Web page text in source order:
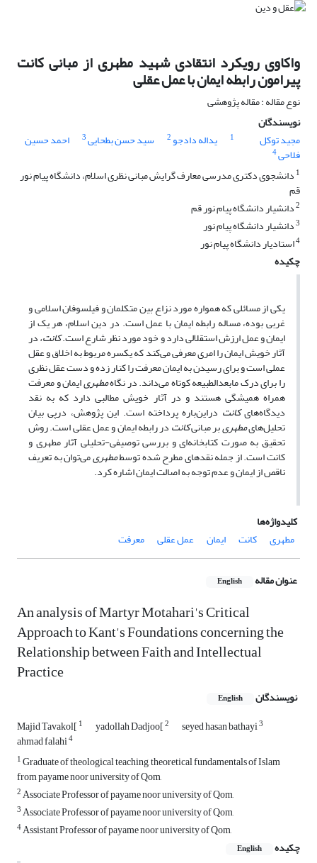
واکاوی رویکرد انتقادی شهید مطهری از مبانی کانت
پیرامون رابطه ایمان با عمل عقلی
نوع مقاله : مقاله پژوهشی
نویسندگان
مجید توکل
1 یداله دادجو2 سید حسن بطحایی3 احمد حسین
فلاحی4
1 دانشجوی دکتری مدرسی معارف گرایش مبانی نظری اسلام، دانشگاه پیام نور
قم
2دانشیار دانشگاه پیام نور قم
3دانشیار دانشگاه پیام نور
4استادیار دانشگاه پیام نور
چکیده
یکی از مسائلی که همواره مورد نزاع بین متکلمان و فیلسوفان اسلامی و
غربی بوده، مساله رابطه ایمان با عمل است. در دین اسلام، هر یک از
ایمان و عمل ارزش استقلالی دارد و خود مورد نظر شارع است.کانت،در
آثار خویش ایمان را امری معرفی می‌کند که یکسره مربوط به اخلاق و عقل
عملی است و برای رسیدن به ایمان معرفت را کنار زده و دست عقل نظری
را برای درک مابعدالطبیعه کوتاه می‌داند. در نگاهمطهریایمان و معرفت
همراه همیشگی هستند و در آثار خویش مطالبی دارد که به نقد
دیدگاه‌هایکانت دراین‌باره پرداخته است. این پژوهش، درپی بیان
تحلیل‌هایمطهریبر مبانیکانتدر رابطه ایمان و عمل عقلی است. روش
تحقیق به صورت کتابخانه‌ای و بررسی توصیفی-تحلیلی آثار مطهری و
کانت است. از جمله نقدهای مطرح شده توسطمطهریمی‌توان به تعریف
ناقص از ایمان و عدم توجه به اصالت ایمان اشاره کرد.
کلیدواژه‌ها
مطهری
کانت ایمان عمل عقلی معرفت
عنوان مقاله English
An analysis of Martyr Motahari's Critical
Approach to Kant's Foundations concerning the
Relationship between Faith and Intellectual
Practice
نویسندگان English
Majid Tavakol[ 1 yadollah Dadjoo[2 seyed hasan bathayi3
ahmad falahi4
1Graduate of theological teaching, theoretical fundamentals of Islam
from payame noor university of Qom,
2Associate Professor of payame noor university of Qom,
3Associate Professor of payame noor university of Qom,
4Assistant Professor of payame noor university of Qom,
چکیده
English